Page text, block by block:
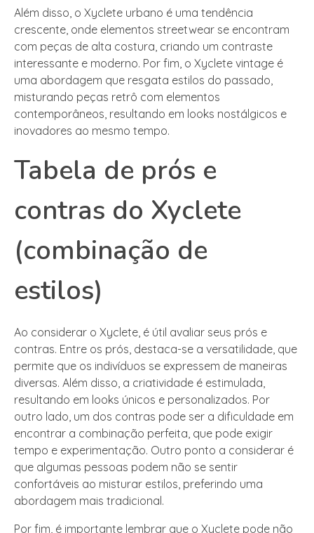
Além disso, o Xyclete urbano é uma tendência
crescente, onde elementos streetwear se encontram
com peças de alta costura, criando um contraste
interessante e moderno. Por fim, o Xyclete vintage é
uma abordagem que resgata estilos do passado,
misturando peças retrô com elementos
contemporâneos, resultando em looks nostálgicos e
inovadores ao mesmo tempo.
Tabela de prós e
contras do Xyclete
(combinação de
estilos)
Ao considerar o Xyclete, é útil avaliar seus prós e
contras. Entre os prós, destaca-se a versatilidade, que
permite que os indivíduos se expressem de maneiras
diversas. Além disso, a criatividade é estimulada,
resultando em looks únicos e personalizados. Por
outro lado, um dos contras pode ser a dificuldade em
encontrar a combinação perfeita, que pode exigir
tempo e experimentação. Outro ponto a considerar é
que algumas pessoas podem não se sentir
confortáveis ao misturar estilos, preferindo uma
abordagem mais tradicional.
Por fim, é importante lembrar que o Xyclete pode não